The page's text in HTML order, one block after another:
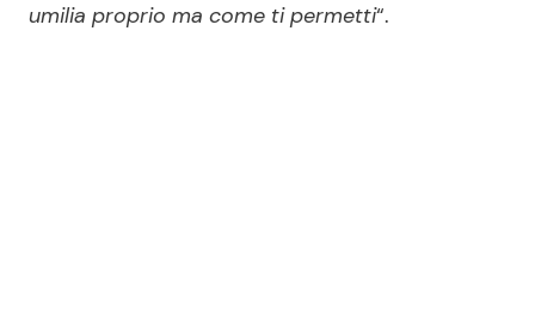
umilia proprio ma come ti permetti“.